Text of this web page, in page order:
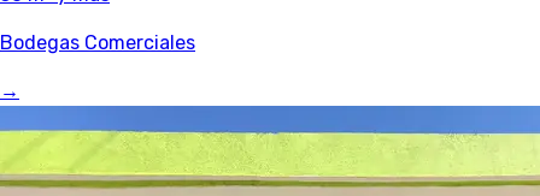
Bodegas Comerciales
→